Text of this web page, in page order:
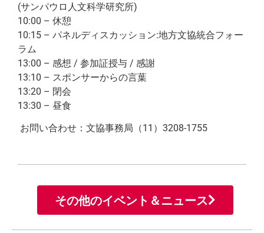
(サンパウロ人文科学研究所)
10:00 – 休憩
10:15 – パネルディスカッション:地方文協統合フォー
ラム
13:00 – 感想 / 参加証授与 / 感謝
13:10 – スポンサーからの言葉
13:20 – 閉会
13:30 – 昼食
お問い合わせ：文協事務局（11）3208-1755
その他のイベント＆ニュース